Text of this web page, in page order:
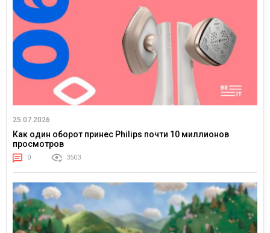
25.07.2026
Как один оборот принес Philips почти 10 миллионов
просмотров
0 3503